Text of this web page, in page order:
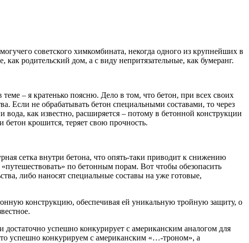
советского химкомбината, некогда одного из крупнейших в
родительский дом, а с виду непритязательные, как бумеранг.
– я кратенько поясню. Дело в том, что бетон, при всех своих
Если не обрабатывать бетон специальными составами, то через
как известно, расширяется – потому в бетонной конструкции
крошится, теряет свою прочность.
сетка внутри бетона, что опять-таки приводит к снижению
по бетонным порам. Вот чтобы обезопасить
либо наносят специальные составы на уже готовые,
конструкцию, обеспечивая ей уникальную тройную защиту, о
успешно конкурирует с американским аналогом для
успешно конкурируем с американским «…-троном», а